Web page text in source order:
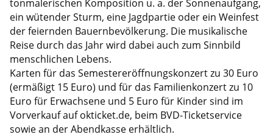
tonmalerischen Komposition u. a. der Sonnenaufgang,
ein wütender Sturm, eine Jagdpartie oder ein Weinfest
der feiernden Bauernbevölkerung. Die musikalische
Reise durch das Jahr wird dabei auch zum Sinnbild
menschlichen Lebens.
Karten für das Semestereröffnungskonzert zu 30 Euro
(ermäßigt 15 Euro) und für das Familienkonzert zu 10
Euro für Erwachsene und 5 Euro für Kinder sind im
Vorverkauf auf okticket.de, beim BVD-Ticketservice
sowie an der Abendkasse erhältlich.